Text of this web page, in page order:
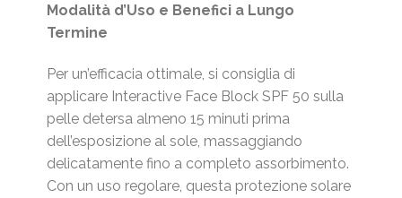
Modalità d’Uso e Benefici a Lungo
Termine
Per un’efficacia ottimale, si consiglia di
applicare Interactive Face Block SPF 50 sulla
pelle detersa almeno 15 minuti prima
dell’esposizione al sole, massaggiando
delicatamente fino a completo assorbimento.
Con un uso regolare, questa protezione solare